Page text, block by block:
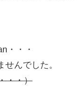
・・・
んでした。
・・）